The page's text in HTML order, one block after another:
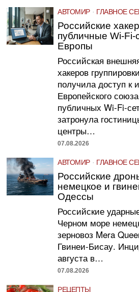
АВТОМИР · ГЛАВНОЕ
Российские
публичные Wi-Fi-
Европы
Российская
хакеров
получила доступ к
Европейского
публичных Wi-Fi-
затронула
центры…
07.08.2026
АВТОМИР · ГЛАВНОЕ
Российские
немецкое и
Одессы
Российские
Черном море
зерновоз Mera
Гвинеи-Бисау.
августа в…
07.08.2026
РЕЦЕПТЫ